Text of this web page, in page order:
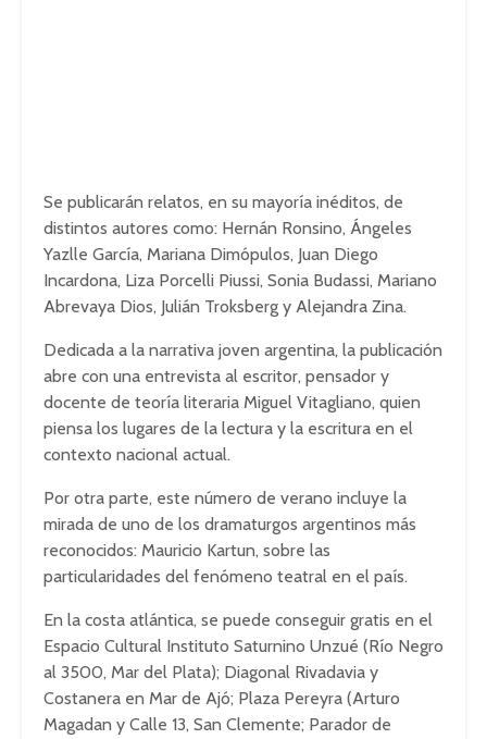
Se publicarán relatos, en su mayoría inéditos, de
distintos autores como: Hernán Ronsino, Ángeles
Yazlle García, Mariana Dimópulos, Juan Diego
Incardona, Liza Porcelli Piussi, Sonia Budassi, Mariano
Abrevaya Dios, Julián Troksberg y Alejandra Zina.
Dedicada a la narrativa joven argentina, la publicación
abre con una entrevista al escritor, pensador y
docente de teoría literaria Miguel Vitagliano, quien
piensa los lugares de la lectura y la escritura en el
contexto nacional actual.
Por otra parte, este número de verano incluye la
mirada de uno de los dramaturgos argentinos más
reconocidos: Mauricio Kartun, sobre las
particularidades del fenómeno teatral en el país.
En la costa atlántica, se puede conseguir gratis en el
Espacio Cultural Instituto Saturnino Unzué (Río Negro
al 3500, Mar del Plata); Diagonal Rivadavia y
Costanera en Mar de Ajó; Plaza Pereyra (Arturo
Magadan y Calle 13, San Clemente; Parador de